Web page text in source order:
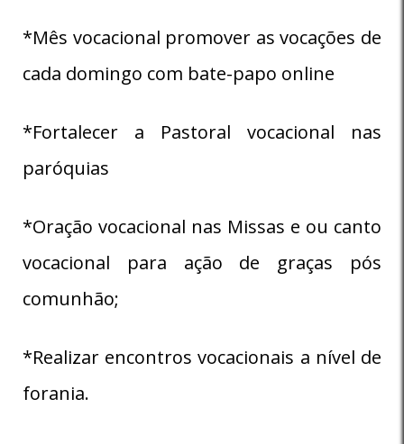
*Mês vocacional promover as vocações de
cada domingo com bate-papo online
*Fortalecer a Pastoral vocacional nas
paróquias
*Oração vocacional nas Missas e ou canto
vocacional para ação de graças pós
comunhão;
*Realizar encontros vocacionais a nível de
forania.